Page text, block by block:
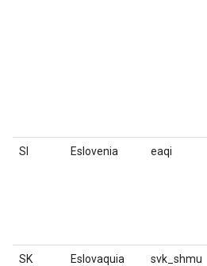
SI Eslovenia eaqi
SK Eslovaquia svk_shmu